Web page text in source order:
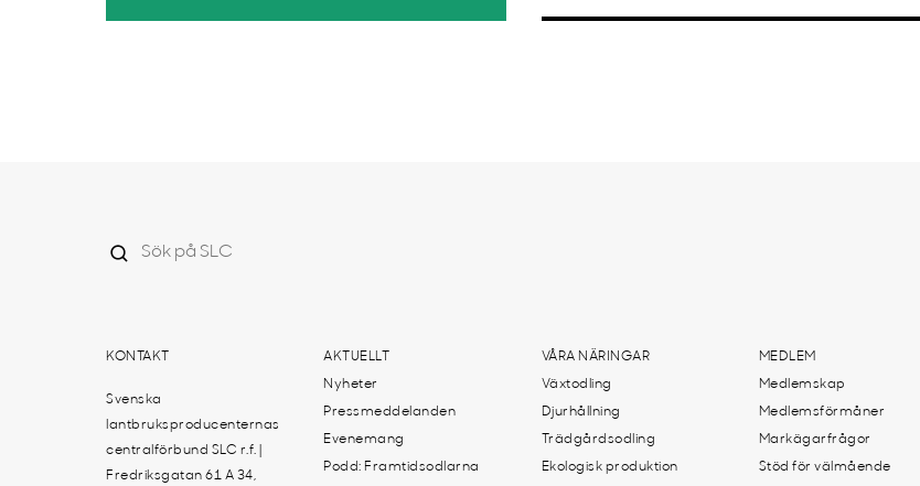
KONTAKT
Svenska
lantbruksproducenternas
centralförbund SLC r.f. |
Fredriksgatan 61 A 34,
AKTUELLT
Nyheter
Pressmeddelanden
Evenemang
Podd: Framtidsodlarna
VÅRA NÄRINGAR
Växtodling
Djurhållning
Trädgårdsodling
Ekologisk produktion
MEDLEM
Medlemskap
Medlemsförmåner
Markägarfrågor
Stöd för välmående